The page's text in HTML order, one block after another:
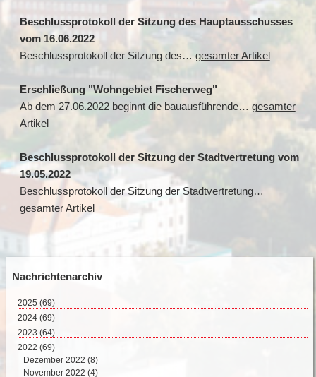
Beschlussprotokoll der Sitzung des Hauptausschusses
vom 16.06.2022
Beschlussprotokoll der Sitzung des… gesamter Artikel
Erschließung "Wohngebiet Fischerweg"
Ab dem 27.06.2022 beginnt die bauausführende… gesamter
Artikel
Beschlussprotokoll der Sitzung der Stadtvertretung vom
19.05.2022
Beschlussprotokoll der Sitzung der Stadtvertretung…
gesamter Artikel
Nachrichtenarchiv
2025 (69)
August 2025 (2)
Juli 2025 (9)
Juni 2025 (8)
Mai 2025 (17)
2024 (69)
Dezember 2024 (2)
November 2024 (11)
Oktober 2024 (7)
September 2024 (4)
2023 (64)
Dezember 2023 (2)
November 2023 (8)
Oktober 2023 (4)
2022 (69)
Dezember 2022 (8)
November 2022 (4)